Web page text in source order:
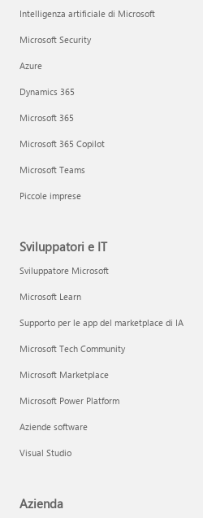
Intelligenza artificiale di Microsoft
Microsoft Security
Azure
Dynamics 365
Microsoft 365
Microsoft 365 Copilot
Microsoft Teams
Piccole imprese
Sviluppatori e IT
Sviluppatore Microsoft
Microsoft Learn
Supporto per le app del marketplace di IA
Microsoft Tech Community
Microsoft Marketplace
Microsoft Power Platform
Aziende software
Visual Studio
Azienda